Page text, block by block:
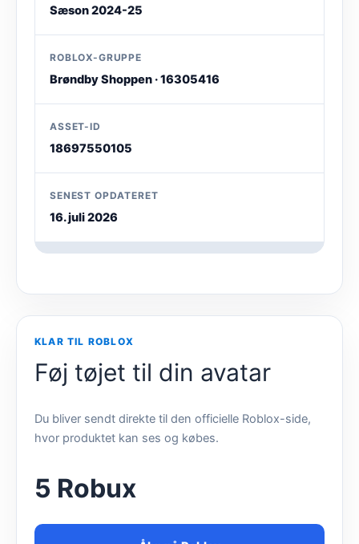
Sæson 2024-25
ROBLOX-GRUPPE
Brøndby Shoppen · 16305416
ASSET-ID
18697550105
SENEST OPDATERET
16. juli 2026
KLAR TIL ROBLOX
Føj tøjet til din avatar
Du bliver sendt direkte til den officielle Roblox-side,
hvor produktet kan ses og købes.
5 Robux